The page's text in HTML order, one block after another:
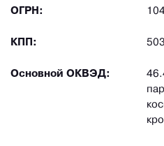
ОГРН:
КПП:
Основной ОКВЭД: